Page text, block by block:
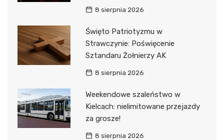
8 sierpnia 2026
Święto Patriotyzmu w
Strawczynie: Poświęcenie
Sztandaru Żołnierzy AK
8 sierpnia 2026
Weekendowe szaleństwo w
Kielcach: nielimitowane przejazdy
za grosze!
8 sierpnia 2026